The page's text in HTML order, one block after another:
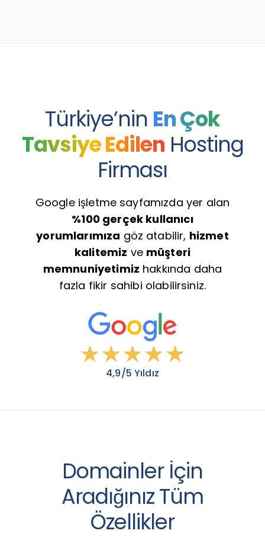
Türkiye’nin En Çok
Tavsiye Edilen Hosting
Firması
Google işletme sayfamızda yer alan
%100 gerçek kullanıcı
yorumlarımıza göz atabilir, hizmet
kalitemiz ve müşteri
memnuniyetimiz hakkında daha
fazla fikir sahibi olabilirsiniz.
★★★★★
4,9/5 Yıldız
Domainler İçin
Aradığınız Tüm
Özellikler